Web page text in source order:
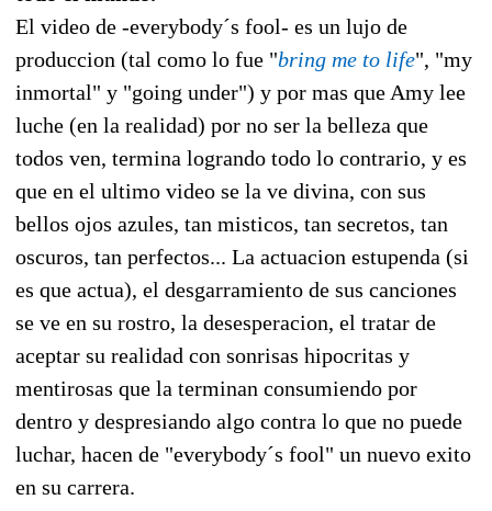
El video de -everybody´s fool- es un lujo de
produccion (tal como lo fue "bring me to life", "my
inmortal" y "going under") y por mas que Amy lee
luche (en la realidad) por no ser la belleza que
todos ven, termina logrando todo lo contrario, y es
que en el ultimo video se la ve divina, con sus
bellos ojos azules, tan misticos, tan secretos, tan
oscuros, tan perfectos... La actuacion estupenda (si
es que actua), el desgarramiento de sus canciones
se ve en su rostro, la desesperacion, el tratar de
aceptar su realidad con sonrisas hipocritas y
mentirosas que la terminan consumiendo por
dentro y despresiando algo contra lo que no puede
luchar, hacen de "everybody´s fool" un nuevo exito
en su carrera.